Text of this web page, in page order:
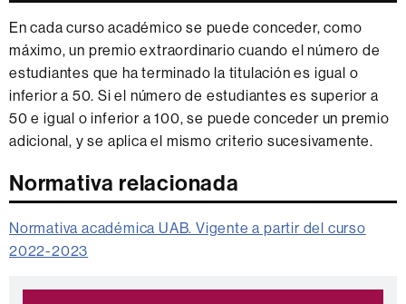
En cada curso académico se puede conceder, como
máximo, un premio extraordinario cuando el número de
estudiantes que ha terminado la titulación es igual o
inferior a 50. Si el número de estudiantes es superior a
50 e igual o inferior a 100, se puede conceder un premio
adicional, y se aplica el mismo criterio sucesivamente.
Normativa relacionada
Normativa académica UAB. Vigente a partir del curso
2022-2023
Información
Destacamos